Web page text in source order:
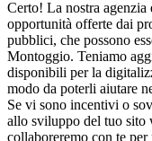
Certo! La nostra agenzia
opportunità offerte dai
pubblici, che possono
Montoggio. Teniamo
disponibili per la
modo da poterli aiutare
Se vi sono incentivi o
allo sviluppo del tuo sito
collaboreremo con te